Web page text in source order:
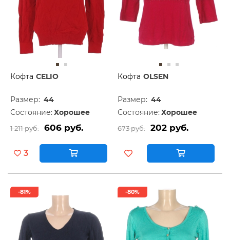
Кофта CELIO
Размер: 44
Состояние: Хорошее
1 211 руб. 606 руб.
3
Кофта OLSEN
Размер: 44
Состояние: Хорошее
673 руб. 202 руб.
-81% -80%